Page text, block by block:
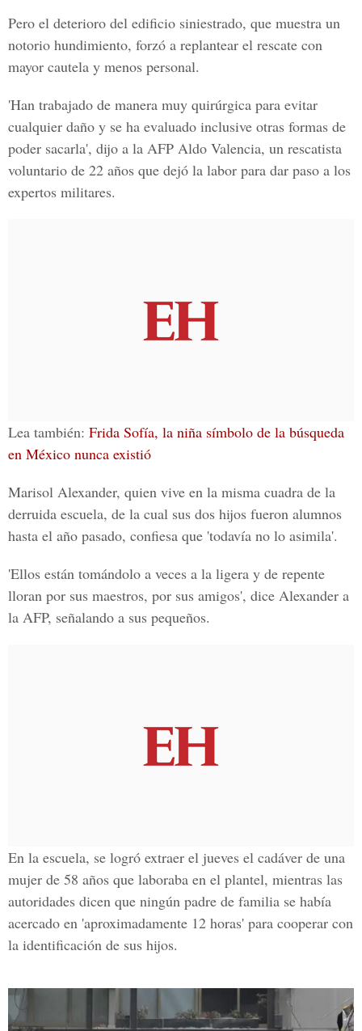
Pero el deterioro del edificio siniestrado, que muestra un
notorio hundimiento, forzó a replantear el rescate con
mayor cautela y menos personal.
'Han trabajado de manera muy quirúrgica para evitar
cualquier daño y se ha evaluado inclusive otras formas de
poder sacarla', dijo a la AFP Aldo Valencia, un rescatista
voluntario de 22 años que dejó la labor para dar paso a los
expertos militares.
Lea también: Frida Sofía, la niña símbolo de la búsqueda
en México nunca existió
Marisol Alexander, quien vive en la misma cuadra de la
derruida escuela, de la cual sus dos hijos fueron alumnos
hasta el año pasado, confiesa que 'todavía no lo asimila'.
'Ellos están tomándolo a veces a la ligera y de repente
lloran por sus maestros, por sus amigos', dice Alexander a
la AFP, señalando a sus pequeños.
En la escuela, se logró extraer el jueves el cadáver de una
mujer de 58 años que laboraba en el plantel, mientras las
autoridades dicen que ningún padre de familia se había
acercado en 'aproximadamente 12 horas' para cooperar con
la identificación de sus hijos.